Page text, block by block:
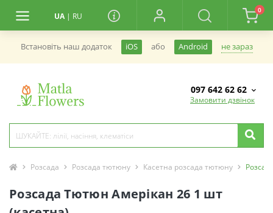
UA | RU
0
Встановiть наш додаток iOS або Android не зараз
097 642 62 62
Замовити дзвінок
Розсада Розсада тютюну Касетна розсада тютюну
Розсада Тютюн Амерікан 26 1 шт